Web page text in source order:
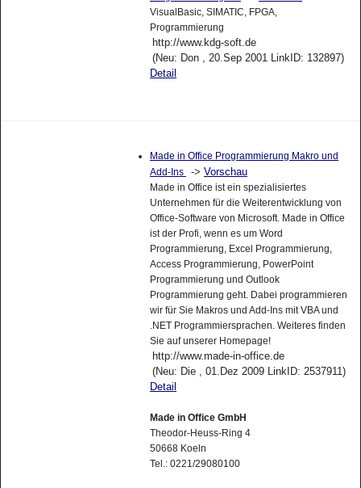
VisualBasic, SIMATIC, FPGA,
Programmierung
http://www.kdg-soft.de
(Neu: Don , 20.Sep 2001 LinkID: 132897)
Detail
Made in Office Programmierung Makro und
Add-Ins
-> Vorschau
Made in Office ist ein spezialisiertes
Unternehmen für die Weiterentwicklung von
Office-Software von Microsoft. Made in Office
ist der Profi, wenn es um Word
Programmierung, Excel Programmierung,
Access Programmierung, PowerPoint
Programmierung und Outlook
Programmierung geht. Dabei programmieren
wir für Sie Makros und Add-Ins mit VBA und
.NET Programmiersprachen. Weiteres finden
Sie auf unserer Homepage!
http://www.made-in-office.de
(Neu: Die , 01.Dez 2009 LinkID: 2537911)
Detail
Made in Office GmbH
Theodor-Heuss-Ring 4
50668 Koeln
Tel.: 0221/29080100